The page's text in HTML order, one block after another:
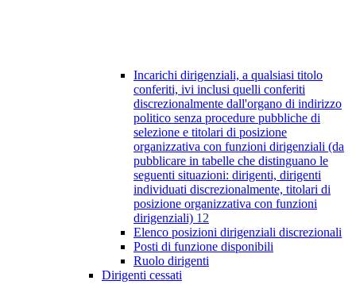
Incarichi dirigenziali, a qualsiasi titolo
conferiti, ivi inclusi quelli conferiti
discrezionalmente dall'organo di indirizzo
politico senza procedure pubbliche di
selezione e titolari di posizione
organizzativa con funzioni dirigenziali (da
pubblicare in tabelle che distinguano le
seguenti situazioni: dirigenti, dirigenti
individuati discrezionalmente, titolari di
posizione organizzativa con funzioni
dirigenziali) 12
Elenco posizioni dirigenziali discrezionali
Posti di funzione disponibili
Ruolo dirigenti
Dirigenti cessati